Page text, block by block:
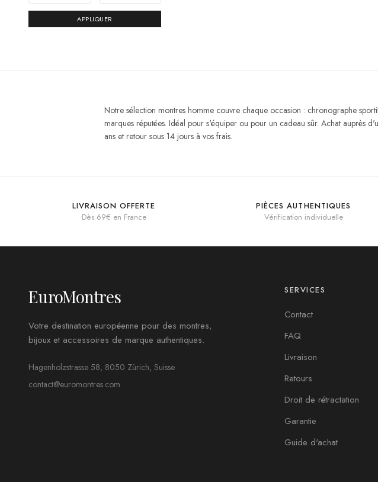
APPLIQUER
Notre sélection montres homme couvre chaque occasion : chronographe
marques réputées. Idéal pour s'équiper ou pour un cadeau sûr. Achat auprès
ans et retour sous 14 jours à vos frais.
LIVRAISON OFFERTE
Dès 69€ en France
PIÈCES AUTHENTIQUES
Vérification individuelle
EuroMontres
Votre destination européenne pour des montres,
bijoux et accessoires de marque authentiques.
Hagenholzstrasse 58, 8050 Zürich, Suisse
contact@euromontres.com
SERVICES
Contact
FAQ
Livraison
Retours
Droit de rétractation
Garantie
Guide d'achat